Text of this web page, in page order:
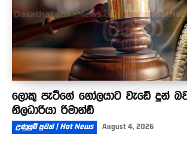
ලොකු පැටීගේ ගෝලයාට වැඩේ දුන්
නිලධාරියා රිමාන්ඩ්
උණුසුම් පුවත් | Hot News August 4, 2026